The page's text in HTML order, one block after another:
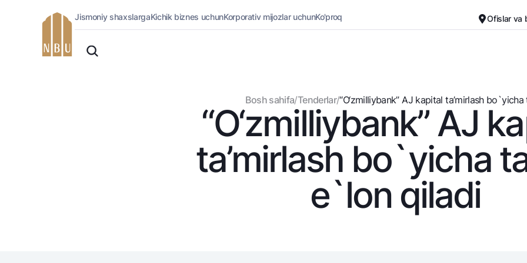
O'zbek Onlayn-bank
Jismoniy shaxslarga (Milliy)
Omonatlar
Hamma uchun
Jozibali
Vozmojno vse
Talab qilib olinguncha
Kartalar
Bepul
Premial
Sayohatchiga
UzCard/HUMO
Visa
Jismoniy shaxslargaKichik biznes uchunKorporativ mijozlar uchunKo'proq Ofislar va
Oq-qora versiya
Ovozni yoqish
Bosh sahifa/Tenderlar/“O‘zmilliybank” AJ kapital ta’mirlash bo`yicha
“O‘zmilliybank” AJ
ta’mirlash bo`yicha
e`lon qiladi